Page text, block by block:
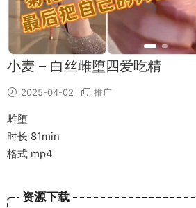
小麦 – 白丝雌堕四爱吃精
2025-04-02 推广
雌堕
时长 81min
格式 mp4
资源下载